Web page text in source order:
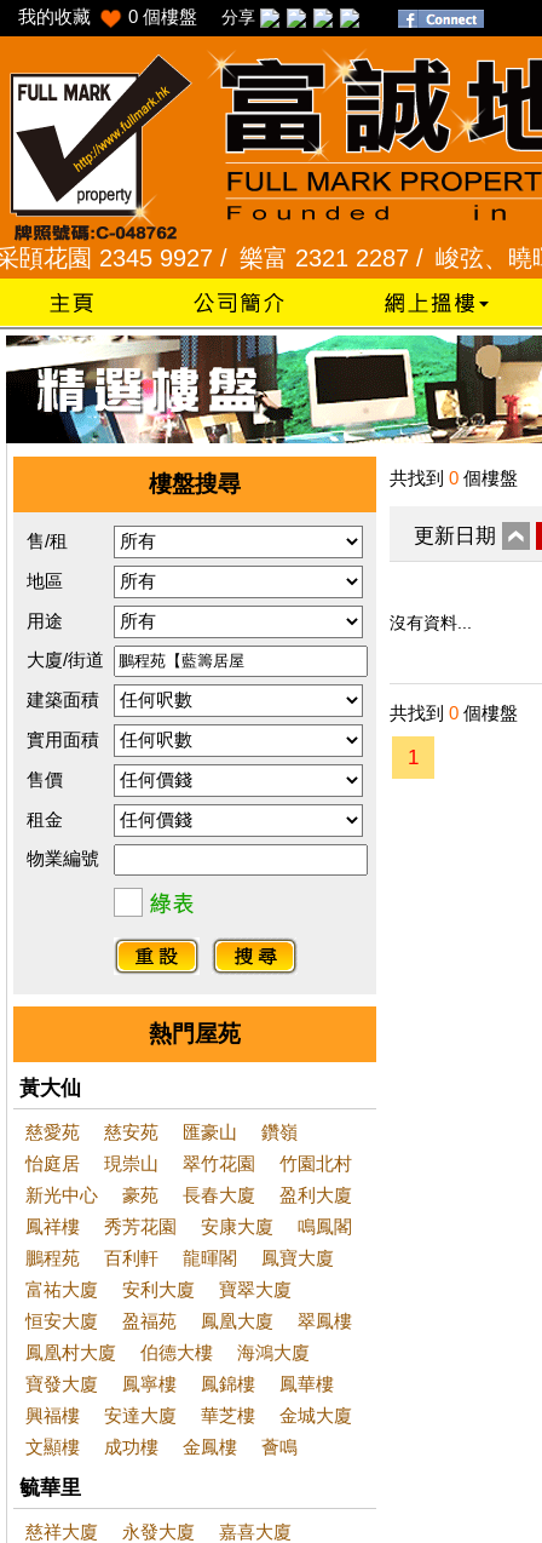
我的收藏 0 個樓盤 分享
園 2345 9927 /樂富 2321 2287 /峻弦、曉暉
樓盤搜尋
售/租
地區
用途
大廈/街道
建築面積
實用面積
售價
租金
物業編號
熱門屋苑
黃大仙
慈愛苑 慈安苑 匯豪山
鑽嶺
怡庭居
現崇山 翠竹花園
竹園北村
新光中心
豪苑 長春大廈
盈利大廈
鳳祥樓
秀芳花園 安康大廈
鳴鳳閣
鵬程苑
百利軒 龍暉閣
鳳寶大廈
富祐大廈
安利大廈
寶翠大廈
恒安大廈
盈福苑 鳳凰大廈
翠鳳樓
鳳凰村大廈
伯德大樓
海鴻大廈
寶發大廈
鳳寧樓 鳳錦樓
鳳華樓
興福樓
安達大廈 華芝樓
金城大廈
文顯樓
成功樓 金鳳樓 薈鳴
毓華里
慈祥大廈 永發大廈
嘉喜大廈
共找到 0 個樓盤
更新日期
沒有資料...
共找到 0 個樓盤
1